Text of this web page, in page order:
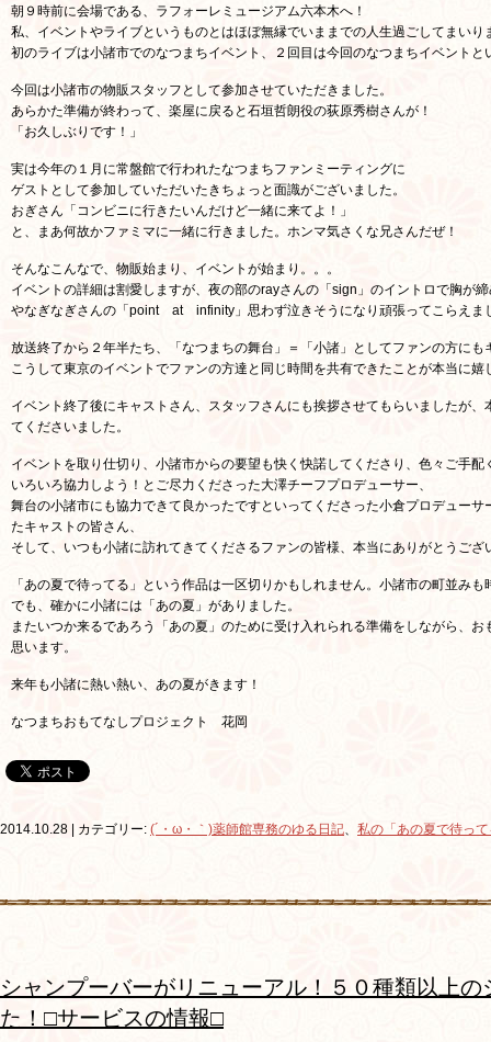
朝９時前に会場である、ラフォーレミュージアム六本木へ！
私、イベントやライブというものとはほぼ無縁でいままでの人生過ごしてまいり
初のライブは小諸市でのなつまちイベント、２回目は今回のなつまちイベント
今回は小諸市の物販スタッフとして参加させていただきました。
あらかた準備が終わって、楽屋に戻ると石垣哲朗役の荻原秀樹さんが！
「お久しぶりです！」
実は今年の１月に常盤館で行われたなつまちファンミーティングに
ゲストとして参加していただいたきちょっと面識がございました。
おぎさん「コンビニに行きたいんだけど一緒に来てよ！」
と、まあ何故かファミマに一緒に行きました。ホンマ気さくな兄さんだぜ！
そんなこんなで、物販始まり、イベントが始まり。。。
イベントの詳細は割愛しますが、夜の部のrayさんの「sign」のイントロで胸が
やなぎなぎさんの「point at infinity」思わず泣きそうになり頑張ってこらえま
放送終了から２年半たち、「なつまちの舞台」＝「小諸」としてファンの方に
こうして東京のイベントでファンの方達と同じ時間を共有できたことが本当に嬉
イベント終了後にキャストさん、スタッフさんにも挨拶させてもらいましたが
てくださいました。
イベントを取り仕切り、小諸市からの要望も快く快諾してくださり、色々ご手
いろいろ協力しよう！とご尽力くださった大澤チーフプロデューサー、
舞台の小諸市にも協力できて良かったですといってくださった小倉プロデュー
たキャストの皆さん、
そして、いつも小諸に訪れてきてくださるファンの皆様、本当にありがとうござ
「あの夏で待ってる」という作品は一区切りかもしれません。小諸市の町並み
でも、確かに小諸には「あの夏」がありました。
またいつか来るであろう「あの夏」のために受け入れられる準備をしながら、
思います。
来年も小諸に熱い熱い、あの夏がきます！
なつまちおもてなしプロジェクト 花岡
2014.10.28 | カテゴリー: (´・ω・｀)薬師館専務のゆる日記、 私の「あの夏で待っ
シャンプーバーがリニューアル！５０種類以上
た！□サービスの情報□